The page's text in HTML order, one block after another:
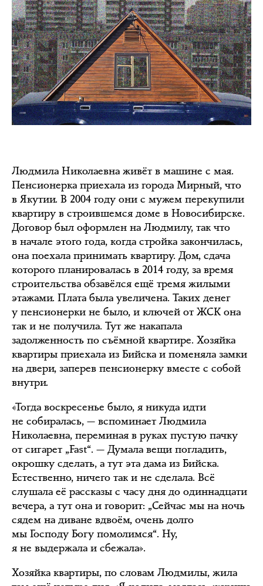
Людмила Николаевна живёт в машине с мая.
Пенсионерка приехала из города Мирный, что
в Якутии. В 2004 году они с мужем перекупили
квартиру в строившемся доме в Новосибирске.
Договор был оформлен на Людмилу, так что
в начале этого года, когда стройка закончилась,
она поехала принимать квартиру. Дом, сдача
которого планировалась в 2014 году, за время
строительства обзавёлся ещё тремя жилыми
этажами. Плата была увеличена. Таких денег
у пенсионерки не было, и ключей от ЖСК она
так и не получила. Тут же накапала
задолженность по съёмной квартире. Хозяйка
квартиры приехала из Бийска и поменяла замки
на двери, заперев пенсионерку вместе с собой
внутри.
«Тогда воскресенье было, я никуда идти
не собиралась, — вспоминает Людмила
Николаевна, переминая в руках пустую пачку
от сигарет „Fast“. — Думала вещи погладить,
окрошку сделать, а тут эта дама из Бийска.
Естественно, ничего так и не сделала. Всё
слушала её рассказы с часу дня до одиннадцати
вечера, а тут она и говорит: „Сейчас мы на ночь
сядем на диване вдвоём, очень долго
мы Господу Богу помолимся“. Ну,
я не выдержала и сбежала».
Хозяйка квартиры, по словам Людмилы, жила